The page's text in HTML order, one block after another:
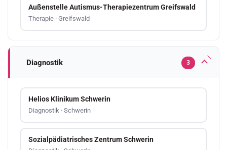
Außenstelle Autismus-Therapiezentrum Greifswald
Therapie · Greifswald
Diagnostik 3
Helios Klinikum Schwerin
Diagnostik · Schwerin
Sozialpädiatrisches Zentrum Schwerin